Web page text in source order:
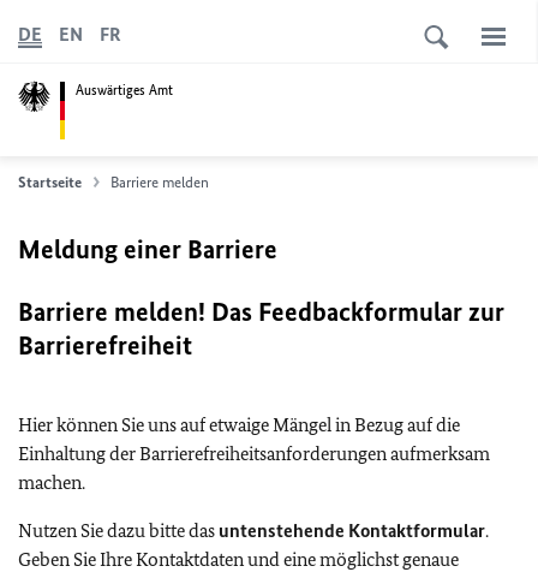
Auswärtiges Amt
DE EN FR
Startseite Barriere melden
Meldung einer Barriere
Barriere melden! Das Feedbackformular zur
Barrierefreiheit
Hier können Sie uns auf etwaige Mängel in Bezug auf die
Einhaltung der Barrierefreiheitsanforderungen aufmerksam
machen.
Nutzen Sie dazu bitte das untenstehende Kontaktformular.
Geben Sie Ihre Kontaktdaten und eine möglichst genaue